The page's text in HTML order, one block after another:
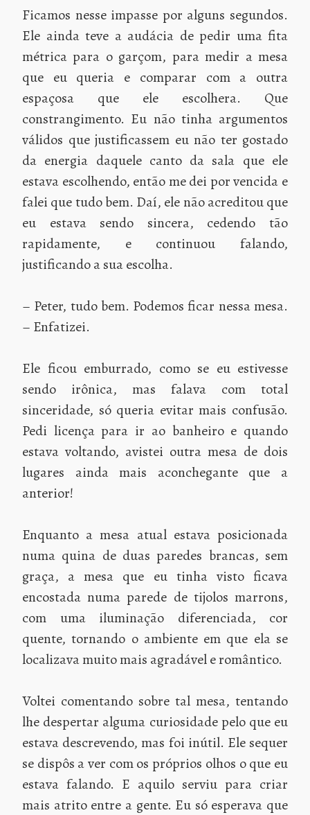
Ficamos nesse impasse por alguns segundos.
Ele ainda teve a audácia de pedir uma fita
métrica para o garçom, para medir a mesa
que eu queria e comparar com a outra
espaçosa que ele escolhera. Que
constrangimento. Eu não tinha argumentos
válidos que justificassem eu não ter gostado
da energia daquele canto da sala que ele
estava escolhendo, então me dei por vencida e
falei que tudo bem. Daí, ele não acreditou que
eu estava sendo sincera, cedendo tão
rapidamente, e continuou falando,
justificando a sua escolha.
– Peter, tudo bem. Podemos ficar nessa mesa.
– Enfatizei.
Ele ficou emburrado, como se eu estivesse
sendo irônica, mas falava com total
sinceridade, só queria evitar mais confusão.
Pedi licença para ir ao banheiro e quando
estava voltando, avistei outra mesa de dois
lugares ainda mais aconchegante que a
anterior!
Enquanto a mesa atual estava posicionada
numa quina de duas paredes brancas, sem
graça, a mesa que eu tinha visto ficava
encostada numa parede de tijolos marrons,
com uma iluminação diferenciada, cor
quente, tornando o ambiente em que ela se
localizava muito mais agradável e romântico.
Voltei comentando sobre tal mesa, tentando
lhe despertar alguma curiosidade pelo que eu
estava descrevendo, mas foi inútil. Ele sequer
se dispôs a ver com os próprios olhos o que eu
estava falando. E aquilo serviu para criar
mais atrito entre a gente. Eu só esperava que